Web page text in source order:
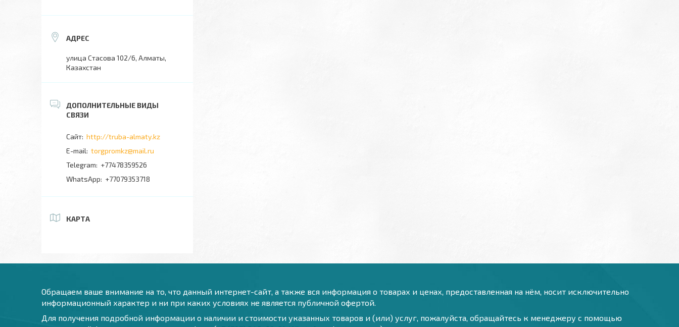
улица Стасова 102/6, Алматы,
Казахстан
http://truba-almaty.kz
torgpromkz@mail.ru
+77478359526
+77079353718
КАРТА
Обращаем ваше внимание на то, что данный интернет-сайт, а также вся информация о товарах и ценах, предоставленная на нём, носит исключительно
информационный характер и ни при каких условиях не является публичной офертой.
Для получения подробной информации о наличии и стоимости указанных товаров и (или) услуг, пожалуйста, обращайтесь к менеджеру с помощью